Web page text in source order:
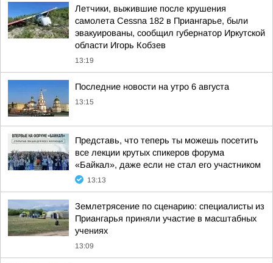
Летчики, выжившие после крушения
самолета Cessna 182 в Приангарье, были
эвакуированы, сообщил губернатор Иркутской
области Игорь Кобзев
13:19
Последние новости на утро 6 августа
13:15
Представь, что теперь ты можешь посетить
все лекции крутых спикеров форума
«Байкал», даже если не стал его участником
13:13
Землетрясение по сценарию: специалисты из
Приангарья приняли участие в масштабных
учениях
13:09